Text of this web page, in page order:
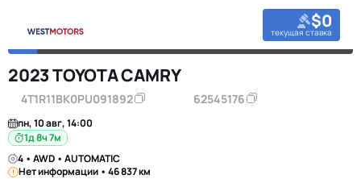
$0
текущая ставка
2023 TOYOTA CAMRY
4T1R11BK0PU091892 62545176
пн, 10 авг, 14:00
1д 8ч 7м
4 • AWD • AUTOMATIC
Нет информации • 46 837 км